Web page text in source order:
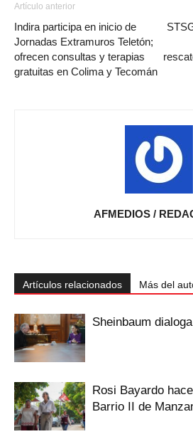
Artículo anterior
Indira participa en inicio de
Jornadas Extramuros Teletón;
ofrecen consultas y terapias
gratuitas en Colima y Tecomán
AFMEDIOS /
Artículos relacionados Más del
Sheinbaum
Rosi Bayardo
Barrio II de